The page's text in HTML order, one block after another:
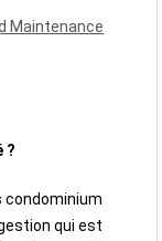
Maintenance
?
condominium
qui est